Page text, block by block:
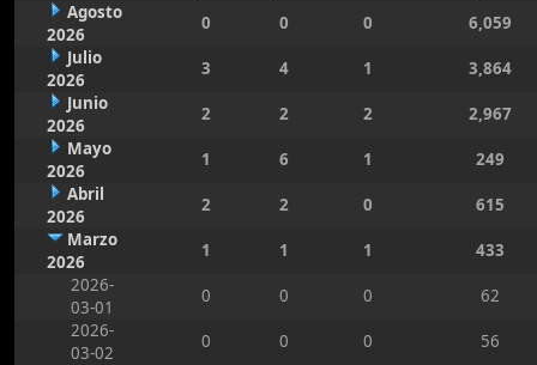
Agosto
2026
0 0 0
6,059
Julio
2026
3 4 1
3,864
Junio
2026
2 2 2
2,967
Mayo
2026
1 6 1
249
Abril
2026
2 2 0
615
Marzo
2026
1 1 1
433
2026-
03-01
0 0 0
62
2026-
03-02
0 0 0
56